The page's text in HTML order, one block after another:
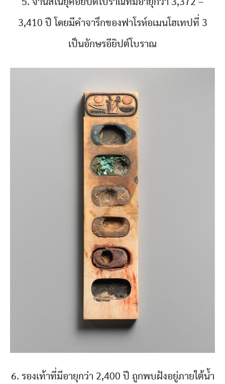
5. จานสีในยุคอียิปต์โบราณที่มีอายุกว่า 3,372 –
3,410 ปี โดยมีคำจารึกของฟาโรห์อเมนโฮเทปที่ 3
เป็นอักษรอียิปต์โบราณ
6. รองเท้าที่มีอายุกว่า 2,400 ปี ถูกพบฝังอยู่ภายใต้น้ำ